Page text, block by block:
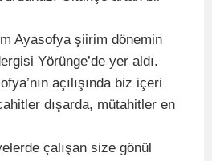
Ayasofya şiirim dönemin
Yörünge’de yer aldı.
açılışında biz içeri
dışarda, mütahitler en
çalışan size gönül